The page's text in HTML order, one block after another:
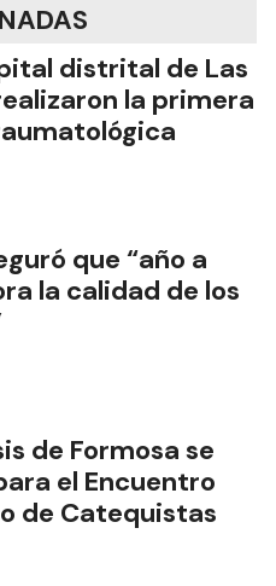
distrital de Las
la primera
que “año a
la calidad de los
de Formosa se
el Encuentro
de Catequistas